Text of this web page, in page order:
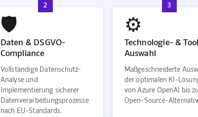
2
🛡️
Daten & DSGVO-
Compliance
Vollständige Datenschutz-
Analyse und
Implementierung sicherer
Datenverarbeitungsprozesse
nach EU-Standards.
3
⚙️
Technologie- &
Auswahl
Maßgeschneiderte
der optimalen KI-
von Azure OpenAI bis zu
Open-Source-